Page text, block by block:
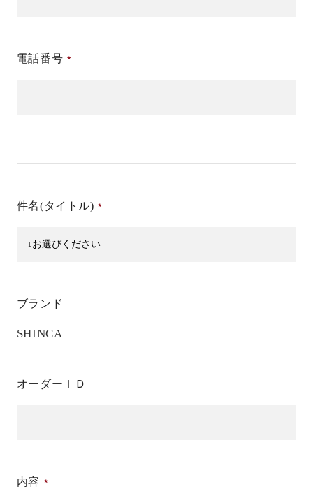
電話番号
件名(タイトル)
ブランド
SHINCA
オーダーＩＤ
内容